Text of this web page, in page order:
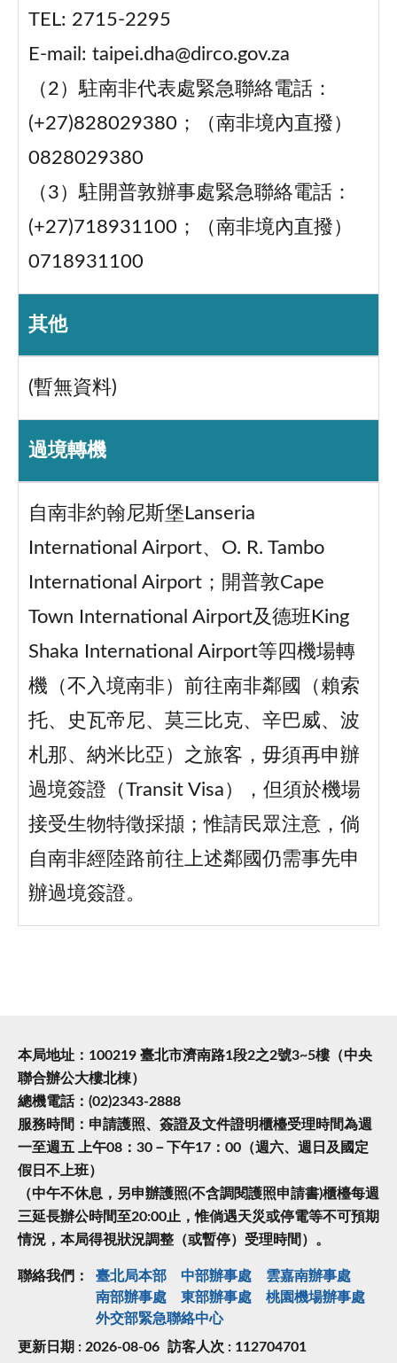
TEL: 2715-2295
E-mail: taipei.dha@dirco.gov.za
（2）駐南非代表處緊急聯絡電話：
(+27)828029380；（南非境內直撥）
0828029380
（3）駐開普敦辦事處緊急聯絡電話：
(+27)718931100；（南非境內直撥）
0718931100
其他
(暫無資料)
過境轉機
自南非約翰尼斯堡Lanseria
International Airport、O. R. Tambo
International Airport；開普敦Cape
Town International Airport及德班King
Shaka International Airport等四機場轉
機（不入境南非）前往南非鄰國（賴索
托、史瓦帝尼、莫三比克、辛巴威、波
札那、納米比亞）之旅客，毋須再申辦
過境簽證（Transit Visa），但須於機場
接受生物特徵採擷；惟請民眾注意，倘
自南非經陸路前往上述鄰國仍需事先申
辦過境簽證。
本局地址：100219 臺北市濟南路1段2之2號3~5樓（中央
聯合辦公大樓北棟）
總機電話：(02)2343-2888
服務時間：申請護照、簽證及文件證明櫃檯受理時間為週
一至週五 上午08：30－下午17：00（週六、週日及國定
假日不上班）
（中午不休息，另申辦護照(不含調閱護照申請書)櫃檯每週
三延長辦公時間至20:00止，惟倘遇天災或停電等不可預期
情況，本局得視狀況調整（或暫停）受理時間）。
聯絡我們： 臺北局本部 中部辦事處
雲嘉南辦事處
南部辦事處
東部辦事處
桃園機場辦事處
外交部緊急聯絡中⼼
更新日期 : 2026-08-06 訪客人次 : 112704701